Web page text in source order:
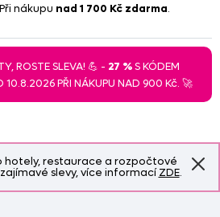
hotely, restaurace a rozpočtové
slevy, více informacíZDE.
nákupu nad 1 700 Kč zdarma.
ROSTE SLEVA! 💪 - 27 %S KÓDEM
10.8.2026 PŘI NÁKUPU NAD 900 Kč. 🚀